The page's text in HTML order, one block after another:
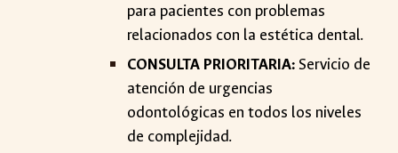
para pacientes con problemas
relacionados con la estética dental.
CONSULTA PRIORITARIA:Servicio de
atención de urgencias
odontológicas en todos los niveles
de complejidad.